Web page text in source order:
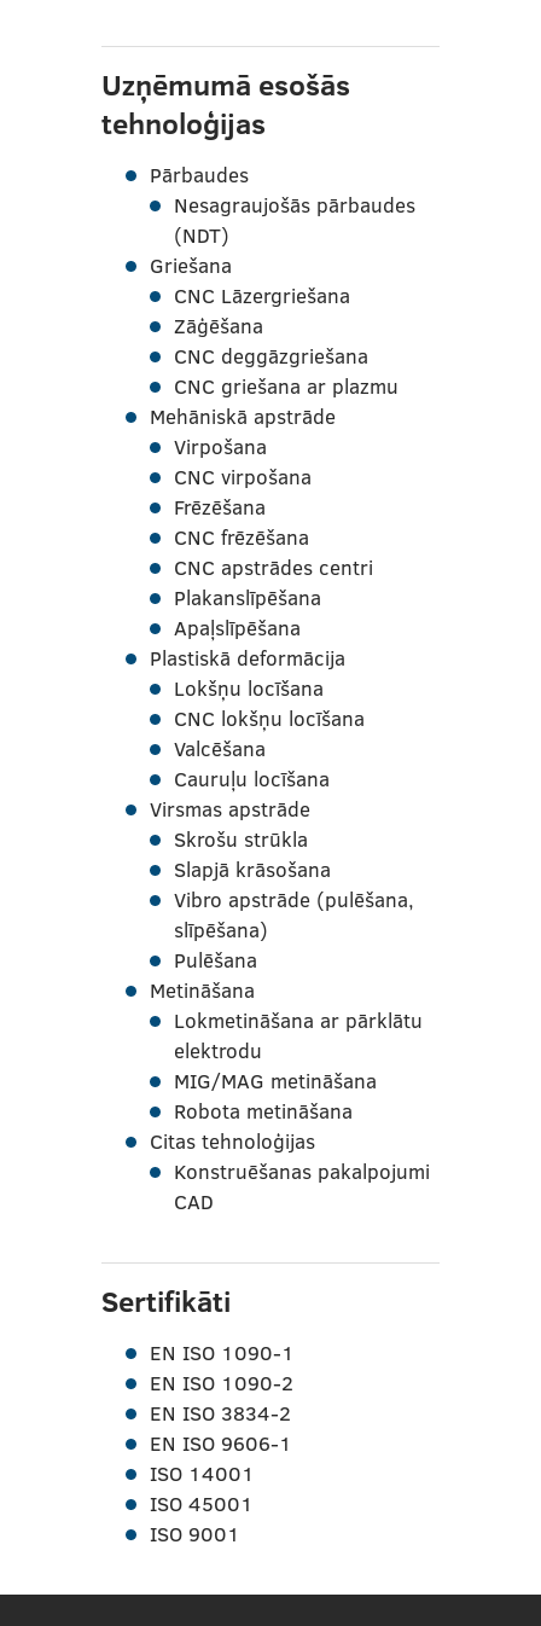
Uzņēmumā esošās
tehnoloģijas
Pārbaudes
Nesagraujošās pārbaudes
(NDT)
Griešana
CNC Lāzergriešana
Zāģēšana
CNC deggāzgriešana
CNC griešana ar plazmu
Mehāniskā apstrāde
Virpošana
CNC virpošana
Frēzēšana
CNC frēzēšana
CNC apstrādes centri
Plakanslīpēšana
Apaļslīpēšana
Plastiskā deformācija
Lokšņu locīšana
CNC lokšņu locīšana
Valcēšana
Cauruļu locīšana
Virsmas apstrāde
Skrošu strūkla
Slapjā krāsošana
Vibro apstrāde (pulēšana,
slīpēšana)
Pulēšana
Metināšana
Lokmetināšana ar pārklātu
elektrodu
MIG/MAG metināšana
Robota metināšana
Citas tehnoloģijas
Konstruēšanas pakalpojumi
CAD
Sertifikāti
EN ISO 1090-1
EN ISO 1090-2
EN ISO 3834-2
EN ISO 9606-1
ISO 14001
ISO 45001
ISO 9001